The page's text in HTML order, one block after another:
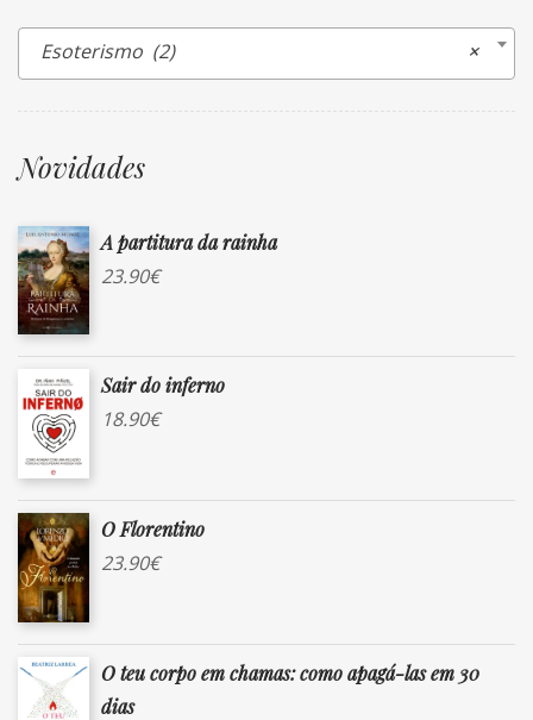
×
Esoterismo (2)
Novidades
A partitura da rainha
23.90€
Sair do inferno
18.90€
O Florentino
23.90€
O teu corpo em chamas: como apagá-las em 30
dias